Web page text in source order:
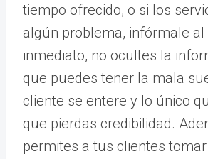
tiempo ofrecido, o si los
algún problema, infórmale al
inmediato, no ocultes la
que puedes tener la mala
cliente se entere y lo único
que pierdas credibilidad.
permites a tus clientes